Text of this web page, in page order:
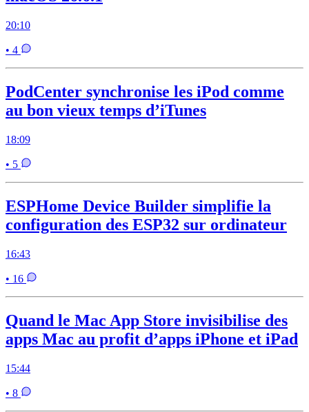
20:10
• 4
PodCenter synchronise les iPod comme
au bon vieux temps d’iTunes
18:09
• 5
ESPHome Device Builder simplifie la
configuration des ESP32 sur ordinateur
16:43
• 16
Quand le Mac App Store invisibilise des
apps Mac au profit d’apps iPhone et iPad
15:44
• 8